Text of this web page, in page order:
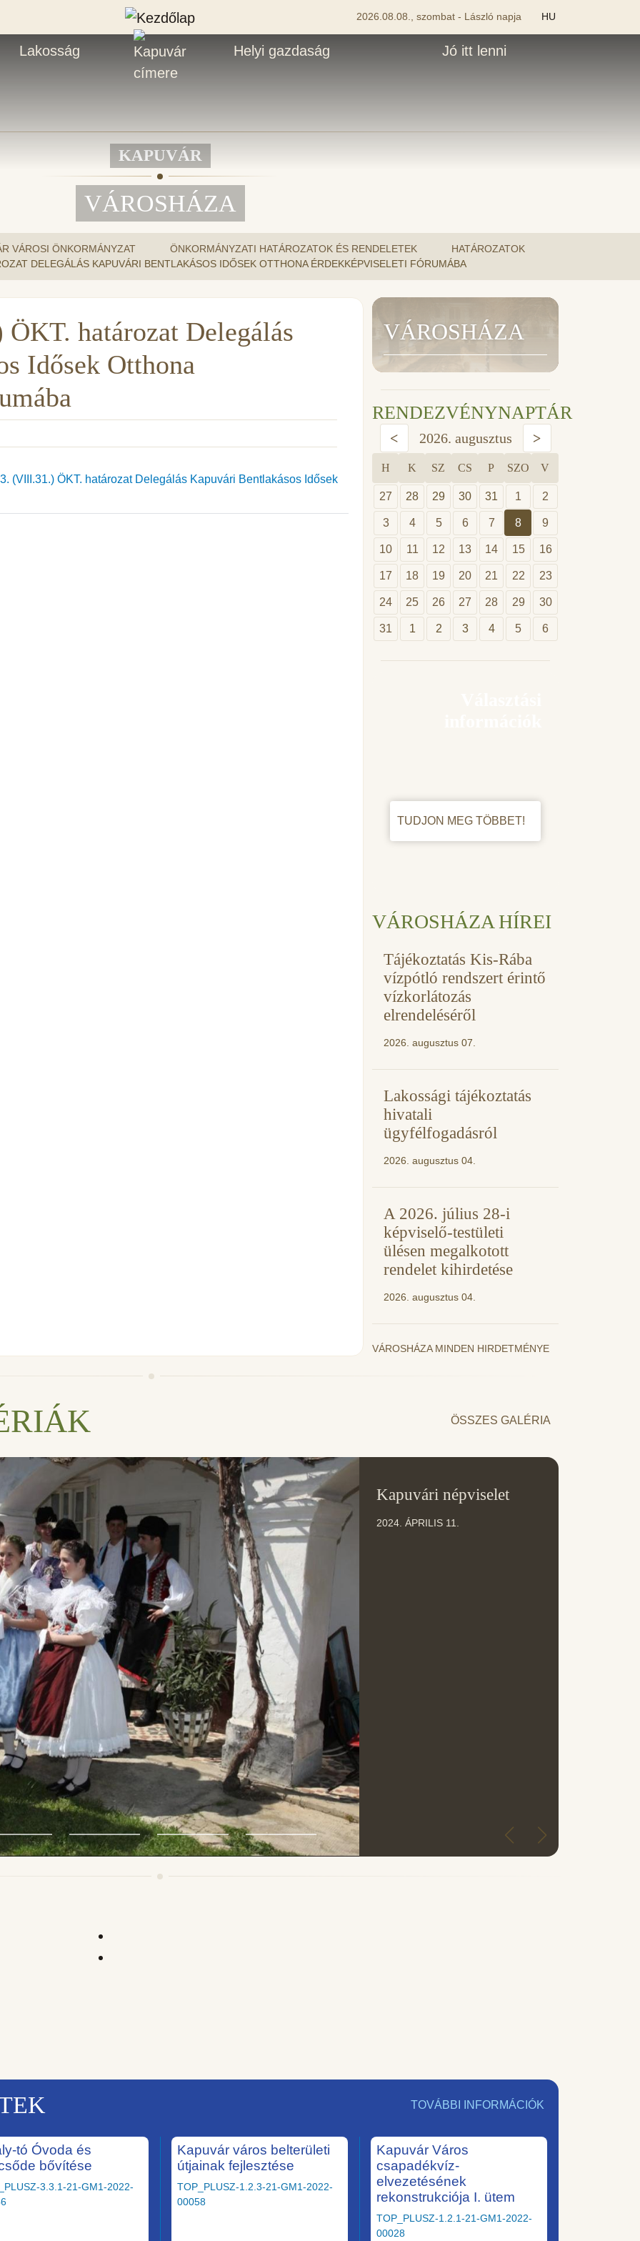
2026.08.08., szombat - László napja HU
Lakosság Helyi gazdaság Jó itt lenni
KAPUVÁR
VÁROSHÁZA
VÁROSI ÖNKORMÁNYZAT ÖNKORMÁNYZATI HATÁROZATOK ÉS RENDELETEK
HATÁROZATOK
DELEGÁLÁS KAPUVÁRI BENTLAKÁSOS IDŐSEK OTTHONA ÉRDEKKÉPVISELETI FÓRUMÁBA
határozat Delegálás
Idősek Otthona
(VIII.31.) ÖKT. határozat Delegálás Kapuvári Bentlakásos Idősek
VÁROSHÁZA
RENDEZVÉNYNAPTÁR
< 2026. augusztus >
H K SZ CS P SZO V
27 28 29 30 31 1 2
3 4 5 6 7 8 9
10 11 12 13 14 15 16
17 18 19 20 21 22 23
24 25 26 27 28 29 30
31 1 2 3 4 5 6
TUDJON MEG TÖBBET!
VÁROSHÁZA HÍREI
Tájékoztatás Kis-Rába
vízpótló rendszert érintő
vízkorlátozás
elrendeléséről
2026. augusztus 07.
Lakossági tájékoztatás
hivatali
ügyfélfogadásról
2026. augusztus 04.
A 2026. július 28-i
képviselő-testületi
ülésen megalkotott
rendelet kihirdetése
2026. augusztus 04.
VÁROSHÁZA MINDEN HIRDETMÉNYE
ÖSSZES GALÉRIA
Kapuvári népviselet
2024. ÁPRILIS 11.
TOVÁBBI INFORMÁCIÓK
tó Óvoda és
bővítése
3.3.1-21-GM1-2022-
Kapuvár város belterületi
útjainak fejlesztése
TOP_PLUSZ-1.2.3-21-GM1-2022-
00058
Kapuvár Város
csapadékvíz-
elvezetésének
rekonstrukciója I. ütem
TOP_PLUSZ-1.2.1-21-GM1-2022-
00028